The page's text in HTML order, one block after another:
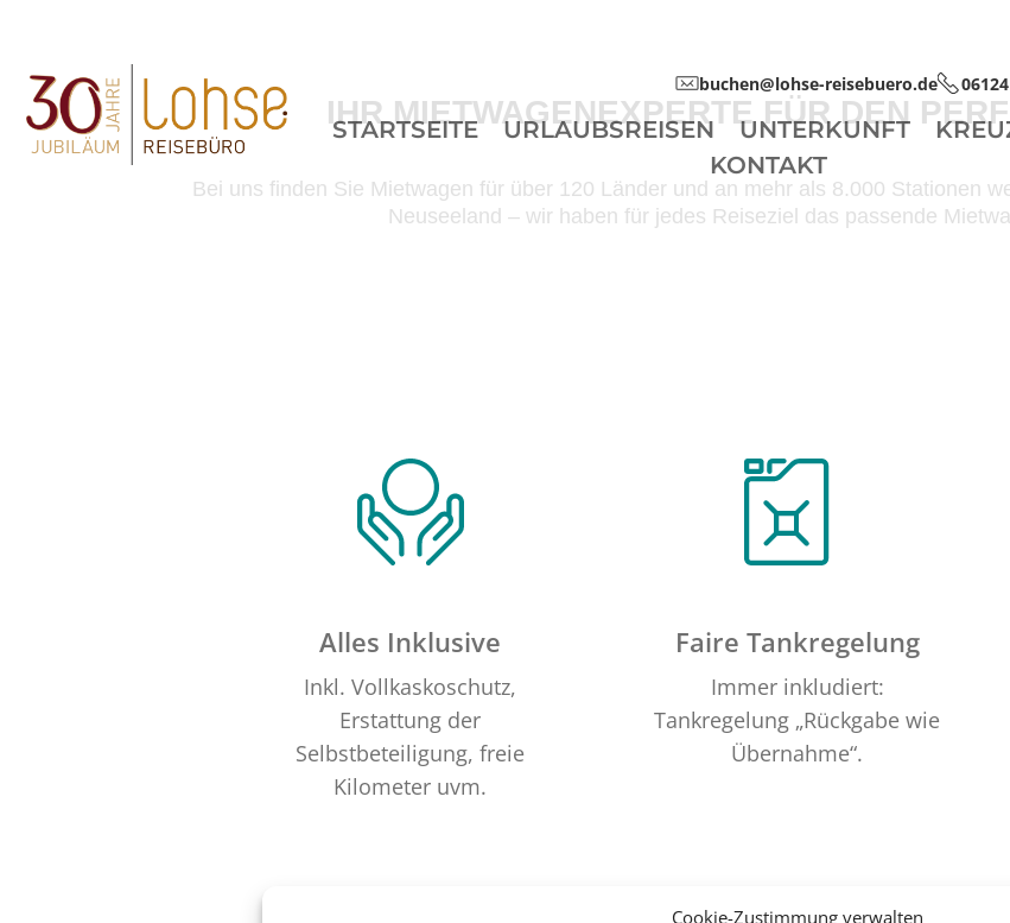
Cookie-Zustimmung verwalten
buchen@lohse-reisebuero.de
STARTSEITE URLAUBSREISEN UNTERKUNFT
KONTAKT
IHR MIETWAGENEXPERTE FÜR DEN
Bei uns finden Sie Mietwagen für über 120 Länder und an mehr als 8.000 Stationen
Neuseeland – wir haben für jedes Reiseziel das passende
Alles Inklusive
Inkl. Vollkaskoschutz,
Erstattung der
Selbstbeteiligung, freie
Kilometer uvm.
Faire Tankregelung
Immer inkludiert:
Tankregelung „Rückgabe wie
Übernahme“.